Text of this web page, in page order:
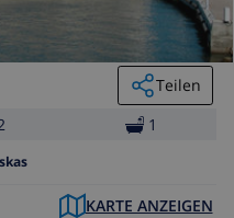
Teilen
1
KARTE ANZEIGEN